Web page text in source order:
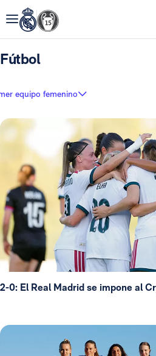
Fútbol
equipo femenino
2-0: El Real Madrid se impone al